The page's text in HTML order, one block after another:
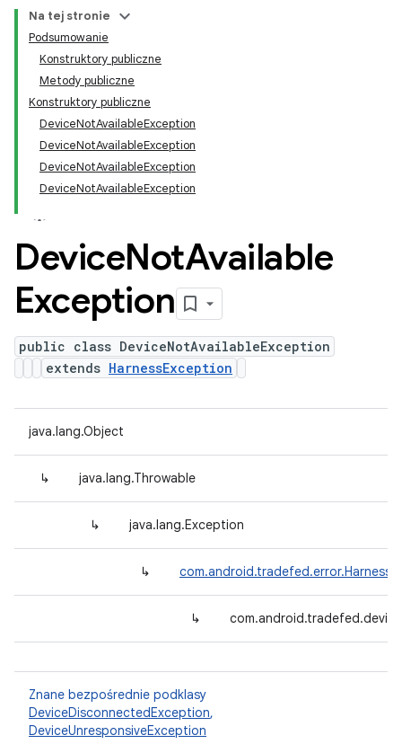
Na tej stronie
Podsumowanie
Konstruktory publiczne
Metody publiczne
Konstruktory publiczne
DeviceNotAvailableException
DeviceNotAvailableException
DeviceNotAvailableException
DeviceNotAvailableException
DeviceNotAvailable
Exception
public class DeviceNotAvailableException
extends HarnessException
java.lang.Object
↳ java.lang.Throwable
↳ java.lang.Exception
↳
↳
Znane bezpośrednie podklasy
DeviceDisconnectedException,
DeviceUnresponsiveException